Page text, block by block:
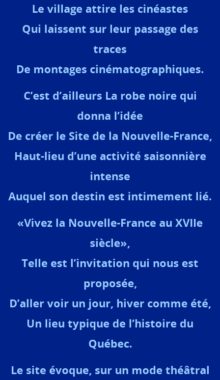
Le village attire les cinéastes
Qui laissent sur leur passage des
traces
De montages cinématographiques.
C’est d’ailleurs La robe noire qui
donna l’idée
De créer le Site de la Nouvelle-France,
Haut-lieu d’une activité saisonnière
intense
Auquel son destin est intimement lié.
«Vivez la Nouvelle-France au XVIIe
siècle»,
Telle est l’invitation qui nous est
proposée,
D’aller voir un jour, hiver comme été,
Un lieu typique de l’histoire du
Québec.
Le site évoque, sur un mode théâtral